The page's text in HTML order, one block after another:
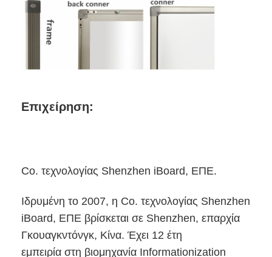
Προϊόντα
Βίντεο
Επιχείρηση:
Co. τεχνολογίας Shenzhen iBoard, ΕΠΕ.
Ιδρυμένη το 2007, η Co. τεχνολογίας Shenzhen
iBoard, ΕΠΕ βρίσκεται σε Shenzhen, επαρχία
Γκουαγκντόνγκ, Κίνα. Έχει 12 έτη
εμπειρία στη βιομηχανία Informationization